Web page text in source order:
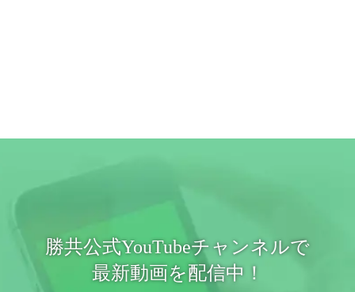
勝共公式YouTubeチャンネルで
最新動画を配信中！